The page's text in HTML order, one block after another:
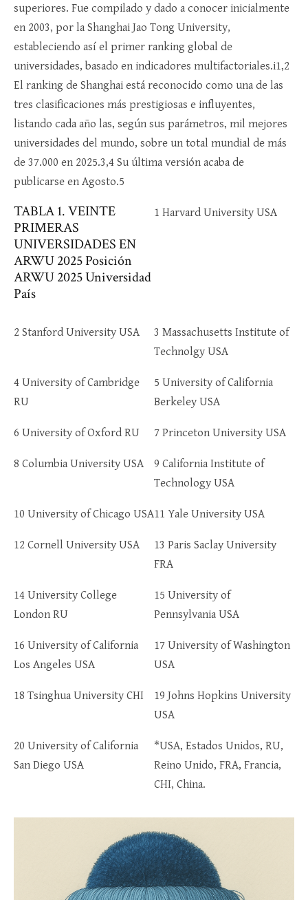
superiores. Fue compilado y dado a conocer inicialmente
en 2003, por la Shanghai Jao Tong University,
estableciendo así el primer ranking global de
universidades, basado en indicadores multifactoriales.i1,2
El ranking de Shanghai está reconocido como una de las
tres clasificaciones más prestigiosas e influyentes,
listando cada año las, según sus parámetros, mil mejores
universidades del mundo, sobre un total mundial de más
de 37.000 en 2025.3,4 Su última versión acaba de
publicarse en Agosto.5
TABLA 1. VEINTE
PRIMERAS
UNIVERSIDADES EN
ARWU 2025 Posición
ARWU 2025 Universidad
País
1 Harvard University USA
2 Stanford University USA
3 Massachusetts Institute of
Technolgy USA
4 University of Cambridge
RU
5 University of California
Berkeley USA
6 University of Oxford RU 7 Princeton University USA
8 Columbia University USA
9 California Institute of
Technology USA
10 University of Chicago USA11 Yale University USA
12 Cornell University USA
13 Paris Saclay University
FRA
14 University College
London RU
15 University of
Pennsylvania USA
16 University of California
Los Angeles USA
17 University of Washington
USA
18 Tsinghua University CHI
19 Johns Hopkins University
USA
20 University of California
San Diego USA
*USA, Estados Unidos, RU,
Reino Unido, FRA, Francia,
CHI, China.